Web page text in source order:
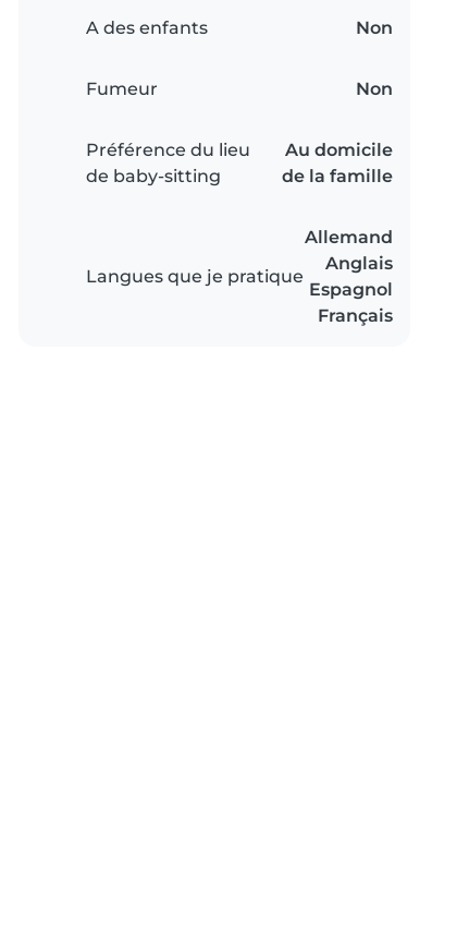
A des enfants Non
Fumeur Non
Préférence du lieu
de baby-sitting
Au domicile
de la famille
Langues que je pratique
Allemand
Anglais
Espagnol
Français